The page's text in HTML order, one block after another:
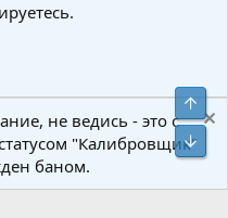
Главная
не ведись - это с
"Калибровщик"
баном.